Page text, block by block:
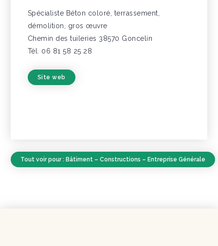
Spécialiste Béton coloré, terrassement,
démolition, gros œuvre
Chemin des tuileries 38570 Goncelin
Tél. 06 81 58 25 28
Site web
Tout voir pour : Bâtiment – Constructions – Entreprise Générale